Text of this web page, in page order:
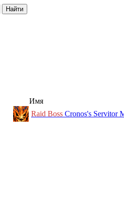
Имя
Raid Boss Cronos's Servitor